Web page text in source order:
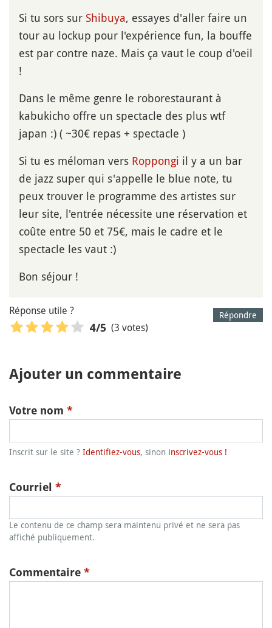
Si tu sors sur Shibuya, essayes d'aller faire un
tour au lockup pour l'expérience fun, la bouffe
est par contre naze. Mais ça vaut le coup d'oeil
!
Dans le même genre le roborestaurant à
kabukicho offre un spectacle des plus wtf
japan :) ( ~30€ repas + spectacle )
Si tu es méloman vers Roppongi il y a un bar
de jazz super qui s'appelle le blue note, tu
peux trouver le programme des artistes sur
leur site, l'entrée nécessite une réservation et
coûte entre 50 et 75€, mais le cadre et le
spectacle les vaut :)
Bon séjour !
Répondre
Réponse utile ?
4/5 (3 votes)
Ajouter un commentaire
Votre nom *
Inscrit sur le site ? Identifiez-vous, sinon inscrivez-vous !
Courriel *
Le contenu de ce champ sera maintenu privé et ne sera pas
affiché publiquement.
Commentaire *